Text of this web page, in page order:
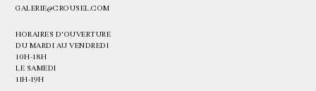
GALERIE@CROUSEL.COM
HORAIRES D'OUVERTURE
DU MARDI AU VENDREDI
10H-18H
LE SAMEDI
11H-19H